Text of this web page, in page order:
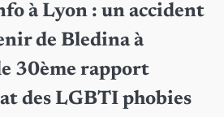
à Lyon : un accident
de Bledina à
30ème rapport
des LGBTI phobies